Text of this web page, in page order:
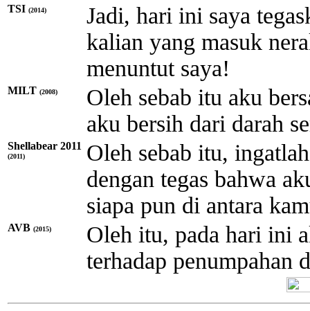
TSI (2014)
Jadi, hari ini saya
kalian yang masuk
menuntut saya!
MILT (2008)
Oleh sebab itu aku
aku bersih dari darah
Shellabear 2011
(2011)
Oleh sebab itu,
dengan tegas bahwa
siapa pun di antara
AVB (2015)
Oleh itu, pada hari ini
terhadap penumpahan